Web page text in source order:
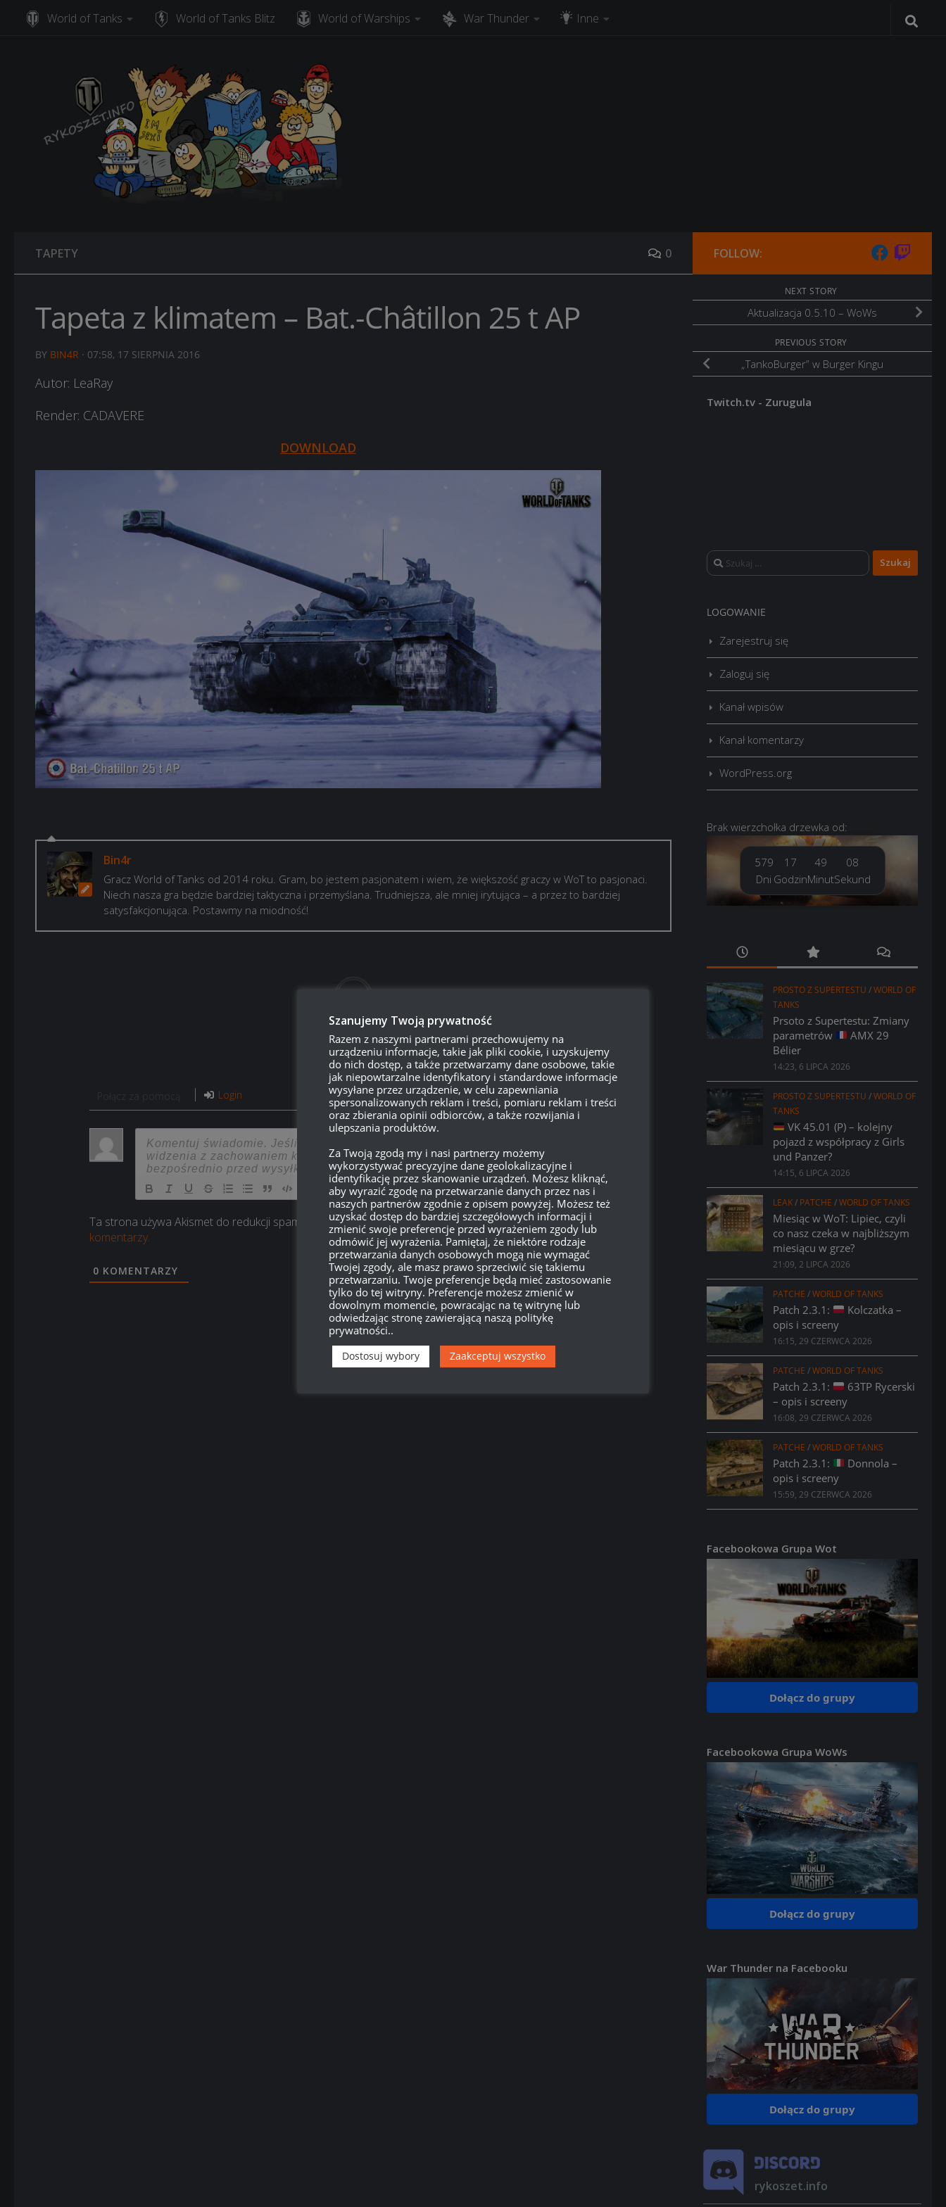
Skip to content
World of Tanks World of Tanks Blitz World of Warships War Thunder Inne
TAPETY 0
Tapeta z klimatem – Bat.-Châtillon 25 t AP
BY BIN4R · 07:58, 17 SIERPNIA 2016
Autor: LeaRay
Render: CADAVERE
DOWNLOAD
Bin4r
Gracz World of Tanks od 2014 roku. Gram, bo jestem pasjonatem i wiem, że większość graczy w WoT to pasjonaci.
Niech nasza gra będzie bardziej taktyczna i przemyślana. Trudniejsza, ale mniej irytująca – a przez to bardziej
satysfakcjonująca. Postawmy na miodność!
Login
{} [+]
Ta strona używa Akismet do redukcji spamu.
Dowiedz się, w jaki sposób przetwarzane są dane Twoich
komentarzy.
0 KOMENTARZY
FOLLOW:
NEXT STORY
Aktualizacja 0.5.10 – WoWs
PREVIOUS STORY
„TankoBurger” w Burger Kingu
Twitch.tv - Zurugula
Szukaj:
LOGOWANIE
Zarejestruj się
Zaloguj się
Kanał wpisów
Kanał komentarzy
WordPress.org
Brak wierzchołka drzewka od:
579
Dni
17
Godzin
49
Minut
09
Sekund
PROSTO Z SUPERTESTU /WORLD OF
TANKS
Prsoto z Supertestu: Zmiany
parametrów
AMX 29
Bélier
14:23, 6 LIPCA 2026
PROSTO Z SUPERTESTU /WORLD OF
TANKS
VK 45.01 (P) – kolejny
pojazd z współpracy z Girls
und Panzer?
14:15, 6 LIPCA 2026
LEAK/ PATCHE /WORLD OF TANKS
Miesiąc w WoT: Lipiec, czyli
co nasz czeka w najbliższym
miesiącu w grze?
21:09, 2 LIPCA 2026
PATCHE /WORLD OF TANKS
Patch 2.3.1:
Kolczatka –
opis i screeny
16:15, 29 CZERWCA 2026
PATCHE /WORLD OF TANKS
Patch 2.3.1:
63TP Rycerski
– opis i screeny
16:08, 29 CZERWCA 2026
PATCHE /WORLD OF TANKS
Patch 2.3.1:
Donnola –
opis i screeny
15:59, 29 CZERWCA 2026
Facebookowa Grupa Wot
Dołącz do grupy
Facebookowa Grupa WoWs
Dołącz do grupy
War Thunder na Facebooku
Dołącz do grupy
rykoszet.info
Szanujemy Twoją prywatność
Razem z naszymi partnerami przechowujemy na
urządzeniu informacje, takie jak pliki cookie, i uzyskujemy
do nich dostęp, a także przetwarzamy dane osobowe, takie
jak niepowtarzalne identyfikatory i standardowe informacje
wysyłane przez urządzenie, w celu zapewniania
spersonalizowanych reklam i treści, pomiaru reklam i treści
oraz zbierania opinii odbiorców, a także rozwijania i
ulepszania produktów.
Za Twoją zgodą my i nasi partnerzy możemy
wykorzystywać precyzyjne dane geolokalizacyjne i
identyfikację przez skanowanie urządzeń. Możesz kliknąć,
aby wyrazić zgodę na przetwarzanie danych przez nas i
naszych partnerów zgodnie z opisem powyżej. Możesz też
uzyskać dostęp do bardziej szczegółowych informacji i
zmienić swoje preferencje przed wyrażeniem zgody lub
odmówić jej wyrażenia. Pamiętaj, że niektóre rodzaje
przetwarzania danych osobowych mogą nie wymagać
Twojej zgody, ale masz prawo sprzeciwić się takiemu
przetwarzaniu. Twoje preferencje będą mieć zastosowanie
tylko do tej witryny. Preferencje możesz zmienić w
dowolnym momencie, powracając na tę witrynę lub
odwiedzając stronę zawierającą naszą politykę
prywatności..
Dostosuj wybory Zaakceptuj wszystko